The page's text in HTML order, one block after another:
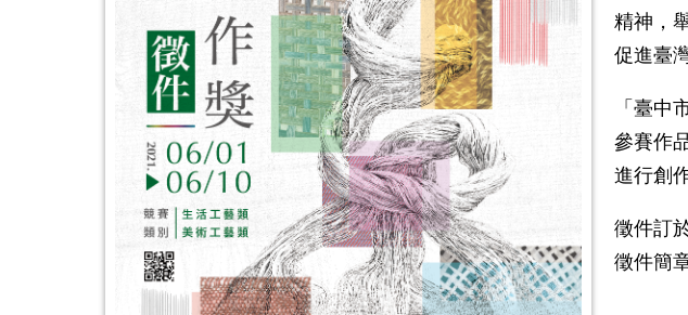
精神，
促進臺
「臺中
參賽作
進行創
徵件訂
徵件簡